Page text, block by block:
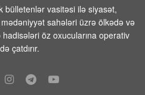
növbəti köç
– Foto
/ 13:22 9
hakimi təqaüdə
bülletenlər vasitəsi ilə siyasət,
sahələri üzrə ölkədə və
öz oxucularına operativ
çatdırır.